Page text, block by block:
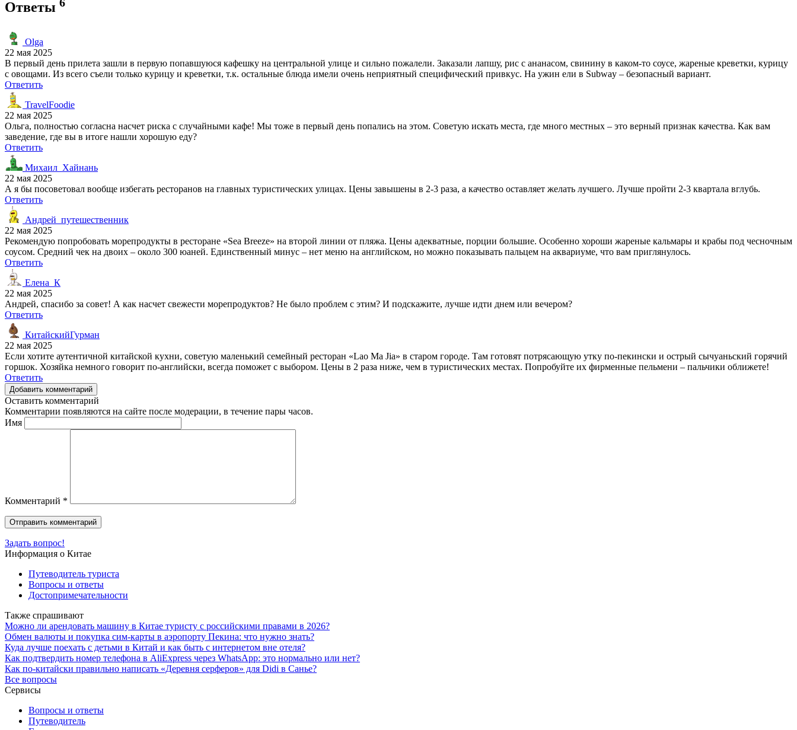
Ответы
Olga
22 мая 2025
В первый день прилета зашли в первую попавшуюся кафешку на центральной улице и сильно пожалели. Заказали лапшу, рис с ананасом, свинину в каком-то соусе, жареные креветки, курицу
с овощами. Из всего съели только курицу и креветки, т.к. остальные блюда имели очень неприятный специфический привкус. На ужин ели в Subway – безопасный вариант.
Ответить
TravelFoodie
22 мая 2025
Ольга, полностью согласна насчет риска с случайными кафе! Мы тоже в первый день попались на этом. Советую искать места, где много местных – это верный признак качества. Как вам
заведение, где вы в итоге нашли хорошую еду?
Ответить
Михаил_Хайнань
22 мая 2025
А я бы посоветовал вообще избегать ресторанов на главных туристических улицах. Цены завышены в 2-3 раза, а качество оставляет желать лучшего. Лучше пройти 2-3 квартала вглубь.
Ответить
Андрей_путешественник
22 мая 2025
Рекомендую попробовать морепродукты в ресторане «Sea Breeze» на второй линии от пляжа. Цены адекватные, порции большие. Особенно хороши жареные кальмары и крабы под чесночным
соусом. Средний чек на двоих – около 300 юаней. Единственный минус – нет меню на английском, но можно показывать пальцем на аквариуме, что вам приглянулось.
Ответить
Елена_К
22 мая 2025
Андрей, спасибо за совет! А как насчет свежести морепродуктов? Не было проблем с этим? И подскажите, лучше идти днем или вечером?
Ответить
КитайскийГурман
22 мая 2025
Если хотите аутентичной китайской кухни, советую маленький семейный ресторан «Lao Ma Jia» в старом городе. Там готовят потрясающую утку по-пекински и острый сычуаньский горячий
горшок. Хозяйка немного говорит по-английски, всегда поможет с выбором. Цены в 2 раза ниже, чем в туристических местах. Попробуйте их фирменные пельмени – пальчики оближете!
Ответить
Добавить комментарий
Оставить комментарий
Комментарии появляются на сайте после модерации, в течение пары часов.
Имя
Комментарий *
Задать вопрос!
Информация о Китае
Путеводитель туриста
Вопросы и ответы
Достопримечательности
Также спрашивают
Можно ли арендовать машину в Китае туристу с российскими правами в 2026?
Обмен валюты и покупка сим-карты в аэропорту Пекина: что нужно знать?
Куда лучше поехать с детьми в Китай и как быть с интернетом вне отеля?
Как подтвердить номер телефона в AliExpress через WhatsApp: это нормально или нет?
Как по-китайски правильно написать «Деревня серферов» для Didi в Санье?
Все вопросы
Сервисы
Вопросы и ответы
Путеводитель